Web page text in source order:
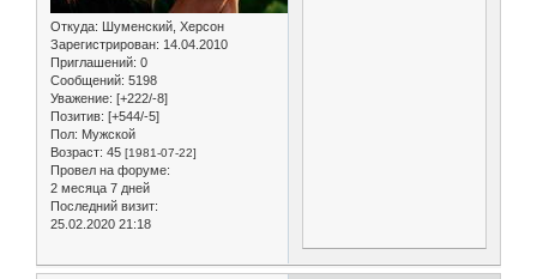
Откуда: Шуменский, Херсон
Зарегистрирован: 14.04.2010
Приглашений: 0
Сообщений: 5198
Уважение: [+222/-8]
Позитив: [+544/-5]
Пол: Мужской
Возраст: 45 [1981-07-22]
Провел на форуме:
2 месяца 7 дней
Последний визит:
25.02.2020 21:18